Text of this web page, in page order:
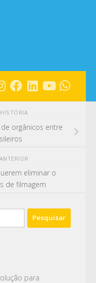
orgânicos entre
eliminar o
de filmagem
para